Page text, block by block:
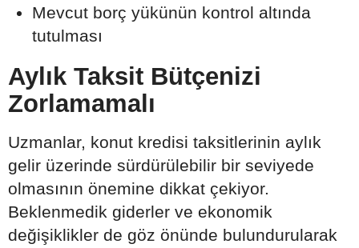
Mevcut borç yükünün kontrol altında
tutulması
Aylık Taksit Bütçenizi
Zorlamamalı
Uzmanlar, konut kredisi taksitlerinin aylık
gelir üzerinde sürdürülebilir bir seviyede
olmasının önemine dikkat çekiyor.
Beklenmedik giderler ve ekonomik
değişiklikler de göz önünde bulundurularak